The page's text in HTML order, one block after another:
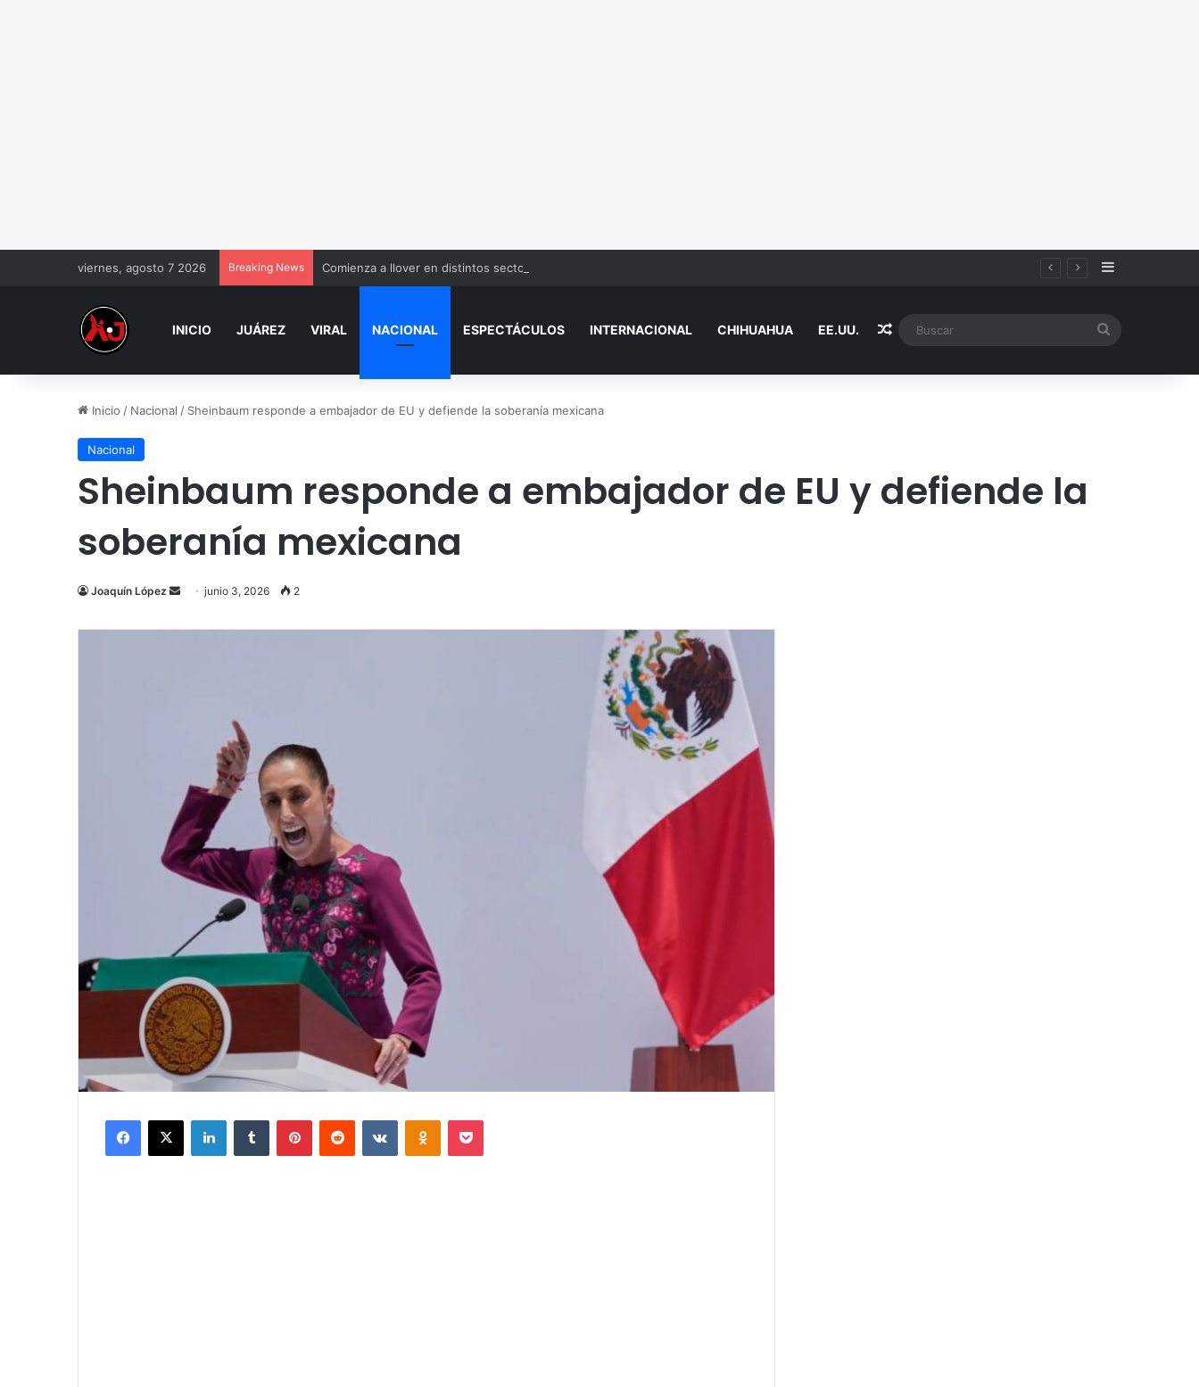
viernes, agosto 7 2026 Breaking News Comienza a llover en distintos sectores de Juárez Sidebar
INICIO JUÁREZ VIRAL NACIONAL ESPECTÁCULOS INTERNACIONAL CHIHUAHUA EE.UU. Random Article
Inicio / Nacional / Sheinbaum responde a embajador de EU y defiende la soberanía mexicana
Nacional
Sheinbaum responde a embajador de EU y defiende la
soberanía mexicana
Joaquín López
Send
email
junio 3, 2026 2
Facebook
X LinkedInTumblr PinterestReddit VKontakteOdnoklassniki
Pocket